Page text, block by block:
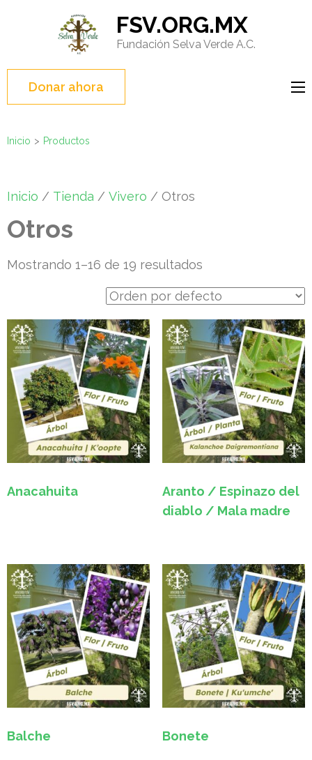
(presione
Entrar)
FSV.ORG.MX
Fundación Selva Verde A.C.
Donar ahora
Inicio > Productos
Inicio / Tienda / Vivero / Otros
Otros
Mostrando 1–16 de 19 resultados
Anacahuita
Aranto / Espinazo del
diablo / Mala madre
Balche Bonete